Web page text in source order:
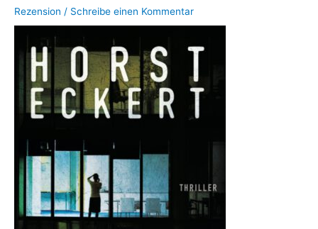
Rezension / Schreibe einen Kommentar